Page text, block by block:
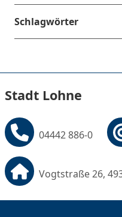
Schlagwörter
Stadt Lohne
04442 886-0
Vogtstraße 26,